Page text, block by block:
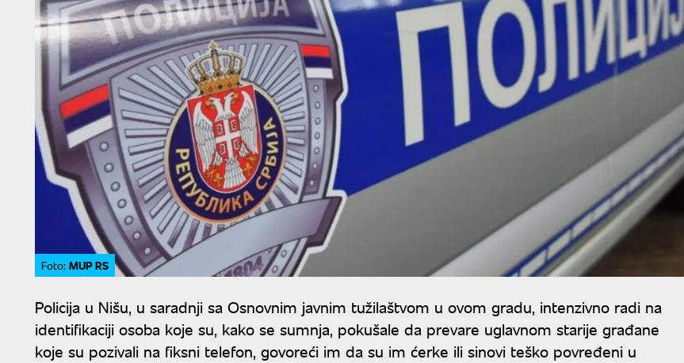
Foto: MUP RS
Policija u Nišu, u saradnji sa Osnovnim javnim tužilaštvom u ovom gradu, intenzivno radi na
identifikaciji osoba koje su, kako se sumnja, pokušale da prevare uglavnom starije građane
koje su pozivali na fiksni telefon, govoreći im da su im ćerke ili sinovi teško povređeni u